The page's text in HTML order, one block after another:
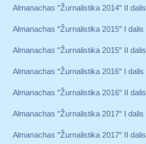
Almanachas "Žurnalistika 2014" II dalis
Almanachas "Žurnalistika 2015" I dalis
Almanachas "Žurnalistika 2015" II dalis
Almanachas "Žurnalistika 2016" I dalis
Almanachas "Žurnalistika 2016" II dalis
Almanachas "Žurnalistika 2017" I dalis
Almanachas "Žurnalistika 2017" II dalis